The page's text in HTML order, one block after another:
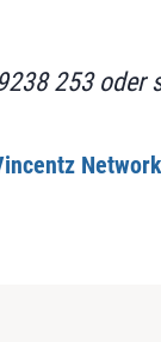
253 oder
Network